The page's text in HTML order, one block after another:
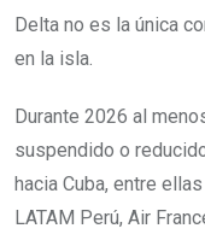
Delta no es la única
en la isla.
Durante 2026 al
suspendido o
hacia Cuba, entre
LATAM Perú, Air